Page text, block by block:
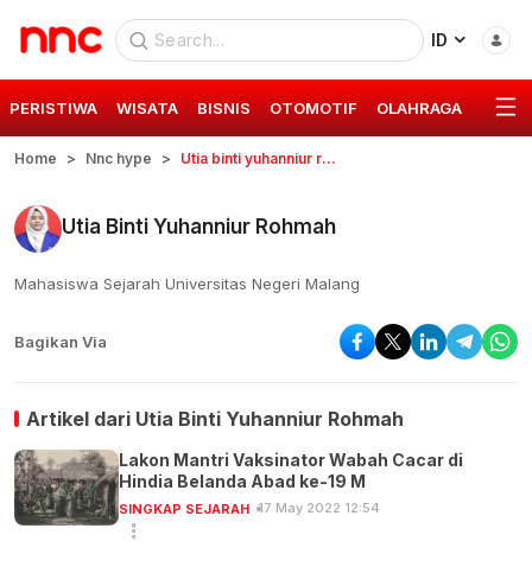
ID
PERISTIWA WISATA BISNIS OTOMOTIF OLAHRAGA GAYA
Home Nnc hype Utia binti yuhanniur rohmah
Utia Binti Yuhanniur Rohmah
Mahasiswa Sejarah Universitas Negeri Malang
Bagikan Via
Artikel dari Utia Binti Yuhanniur Rohmah
Lakon Mantri Vaksinator Wabah Cacar di
Hindia Belanda Abad ke-19 M
SINGKAP SEJARAH 17 May 2022 12:54